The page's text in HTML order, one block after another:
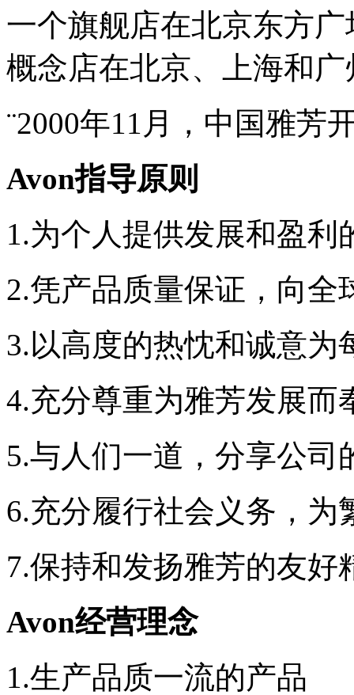
一个旗舰店在北京东方
概念店在北京、上海和
¨2000年11月，中国雅芳
Avon指导原则
1.为个人提供发展和盈利
2.凭产品质量保证，向全
3.以高度的热忱和诚意为
4.充分尊重为雅芳发展而
5.与人们一道，分享公司
6.充分履行社会义务，为
7.保持和发扬雅芳的友好
Avon经营理念
1.生产品质一流的产品